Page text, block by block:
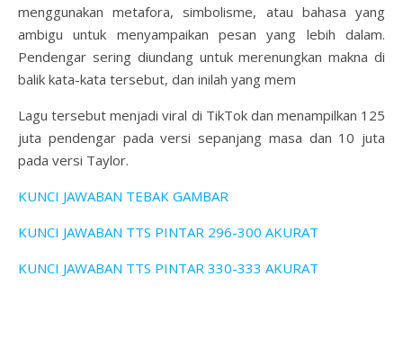
menggunakan metafora, simbolisme, atau bahasa yang
ambigu untuk menyampaikan pesan yang lebih dalam.
Pendengar sering diundang untuk merenungkan makna di
balik kata-kata tersebut, dan inilah yang mem
Lagu tersebut menjadi viral di TikTok dan menampilkan 125
juta pendengar pada versi sepanjang masa dan 10 juta
pada versi Taylor.
KUNCI JAWABAN TEBAK GAMBAR
KUNCI JAWABAN TTS PINTAR 296-300 AKURAT
KUNCI JAWABAN TTS PINTAR 330-333 AKURAT